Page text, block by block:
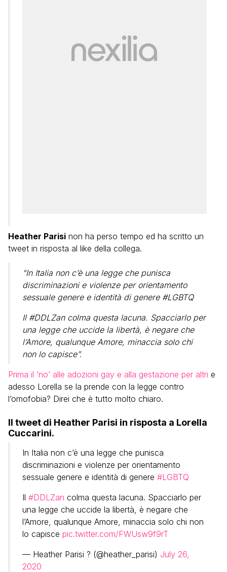
Heather Parisi non ha perso tempo ed ha scritto un
tweet in risposta al like della collega.
“In Italia non c’è una legge che punisca
discriminazioni e violenze per orientamento
sessuale genere e identità di genere #LGBTQ
Il #DDLZan colma questa lacuna. Spacciarlo per
una legge che uccide la libertà, è negare che
l’Amore, qualunque Amore, minaccia solo chi
non lo capisce”.
Prima il ‘no’ alle adozioni gay e alla gestazione per altri e
adesso Lorella se la prende con la legge contro
l’omofobia? Direi che è tutto molto chiaro.
Il tweet di Heather Parisi in risposta a Lorella
Cuccarini.
In Italia non c’è una legge che punisca
discriminazioni e violenze per orientamento
sessuale genere e identità di genere #LGBTQ
Il #DDLZan colma questa lacuna. Spacciarlo per
una legge che uccide la libertà, è negare che
l’Amore, qualunque Amore, minaccia solo chi non
lo capisce pic.twitter.com/FWUsw9f9rT
— Heather Parisi ? (@heather_parisi) July 26,
2020